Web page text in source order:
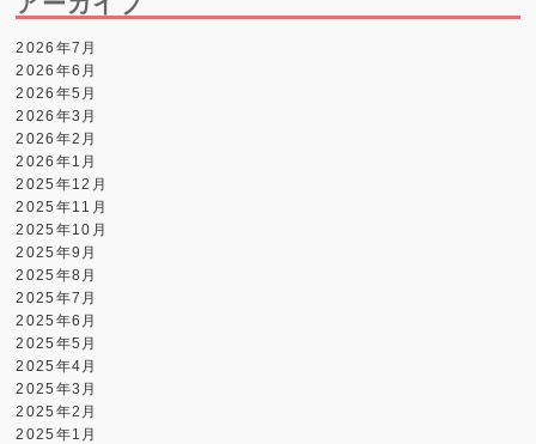
2026年7月
2026年6月
2026年5月
2026年3月
2026年2月
2026年1月
2025年12月
2025年11月
2025年10月
2025年9月
2025年8月
2025年7月
2025年6月
2025年5月
2025年4月
2025年3月
2025年2月
2025年1月